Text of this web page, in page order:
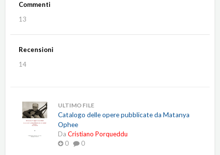
Commenti
13
Recensioni
14
ULTIMO FILE
Catalogo delle opere pubblicate da Matanya
Ophee
Da Cristiano Porqueddu
0
0